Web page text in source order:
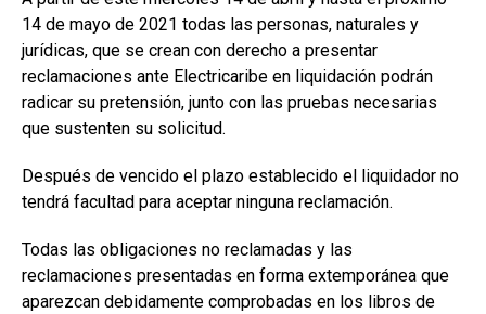
14 de mayo de 2021 todas las personas, naturales y
jurídicas, que se crean con derecho a presentar
reclamaciones ante Electricaribe en liquidación podrán
radicar su pretensión, junto con las pruebas necesarias
que sustenten su solicitud.
Después de vencido el plazo establecido el liquidador no
tendrá facultad para aceptar ninguna reclamación.
Todas las obligaciones no reclamadas y las
reclamaciones presentadas en forma extemporánea que
aparezcan debidamente comprobadas en los libros de